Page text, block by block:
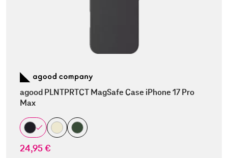
agood PLNTPRTCT MagSafe Case iPhone 17 Pro
Max
24,95 €